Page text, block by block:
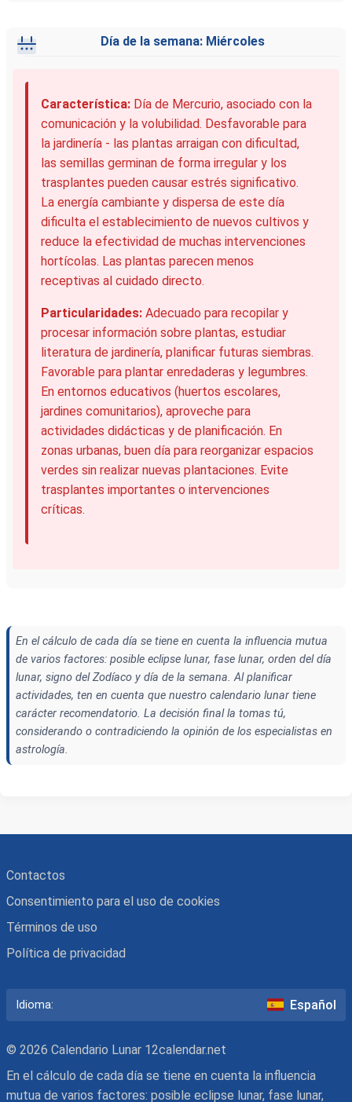
Día de la semana: Miércoles
Característica: Día de Mercurio, asociado con la
comunicación y la volubilidad. Desfavorable para
la jardinería - las plantas arraigan con dificultad,
las semillas germinan de forma irregular y los
trasplantes pueden causar estrés significativo.
La energía cambiante y dispersa de este día
dificulta el establecimiento de nuevos cultivos y
reduce la efectividad de muchas intervenciones
hortícolas. Las plantas parecen menos
receptivas al cuidado directo.
Particularidades: Adecuado para recopilar y
procesar información sobre plantas, estudiar
literatura de jardinería, planificar futuras siembras.
Favorable para plantar enredaderas y legumbres.
En entornos educativos (huertos escolares,
jardines comunitarios), aproveche para
actividades didácticas y de planificación. En
zonas urbanas, buen día para reorganizar espacios
verdes sin realizar nuevas plantaciones. Evite
trasplantes importantes o intervenciones
críticas.
En el cálculo de cada día se tiene en cuenta la influencia mutua
de varios factores: posible eclipse lunar, fase lunar, orden del día
lunar, signo del Zodíaco y día de la semana. Al planificar
actividades, ten en cuenta que nuestro calendario lunar tiene
carácter recomendatorio. La decisión final la tomas tú,
considerando o contradiciendo la opinión de los especialistas en
astrología.
Contactos
Consentimiento para el uso de cookies
Términos de uso
Política de privacidad
Idioma: Español
© 2026 Calendario Lunar 12calendar.net
En el cálculo de cada día se tiene en cuenta la influencia
mutua de varios factores: posible eclipse lunar, fase lunar,